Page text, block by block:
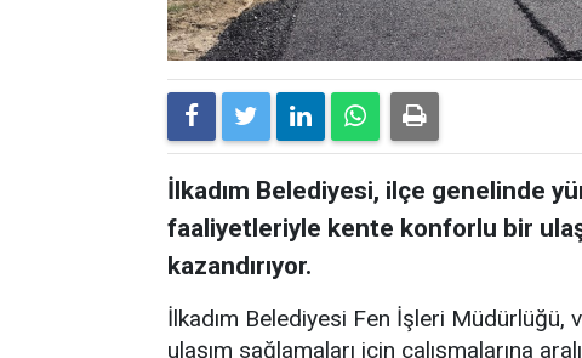
İlkadım Belediyesi, ilçe genelinde
faaliyetleriyle kente konforlu bir
kazandırıyor.
İlkadım Belediyesi Fen İşleri Müdürlüğü,
ulaşım sağlamaları için çalışmalarına